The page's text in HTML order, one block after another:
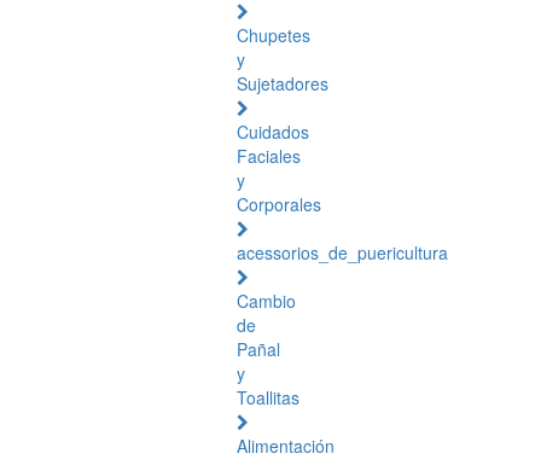
Chupetes
y
Sujetadores
Cuidados
Faciales
y
Corporales
acessorios_de_puericultura
Cambio
de
Pañal
y
Toallitas
Alimentación